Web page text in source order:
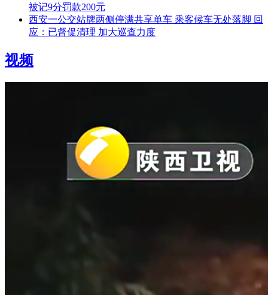
被记9分罚款200元
西安一公交站牌两侧停满共享单车 乘客候车无处落脚 回
应：已督促清理 加大巡查力度
视频